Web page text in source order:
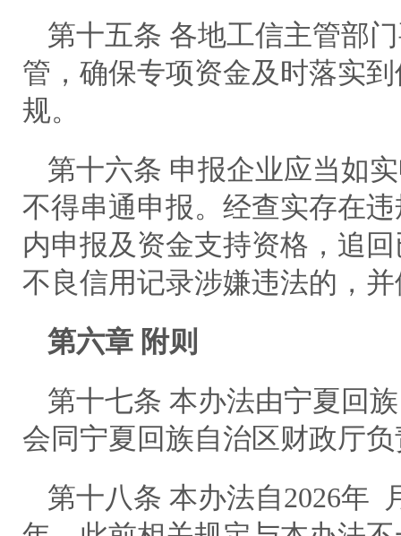
第十五条 各地工信主管部
管，确保专项资金及时落实
规。
第十六条 申报企业应当如
不得串通申报。经查实存在
内申报及资金支持资格，追
不良信用记录涉嫌违法的，
第六章 附则
第十七条 本办法由宁夏回
会同宁夏回族自治区财政厅
第十八条 本办法自2026年